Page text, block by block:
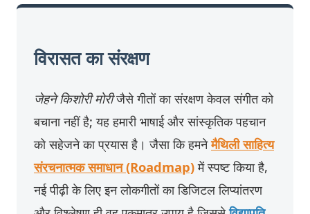
विरासत का संरक्षण
जेहने किशोरी मोरीजैसे गीतों का संरक्षण केवल संगीत को
बचाना नहीं है; यह हमारी भाषाई और सांस्कृतिक पहचान
को सहेजने का प्रयास है। जैसा कि हमनेमैथिली साहित्य
संरचनात्मक समाधान (Roadmap)में स्पष्ट किया है,
नई पीढ़ी के लिए इन लोकगीतों का डिजिटल लिप्यांतरण